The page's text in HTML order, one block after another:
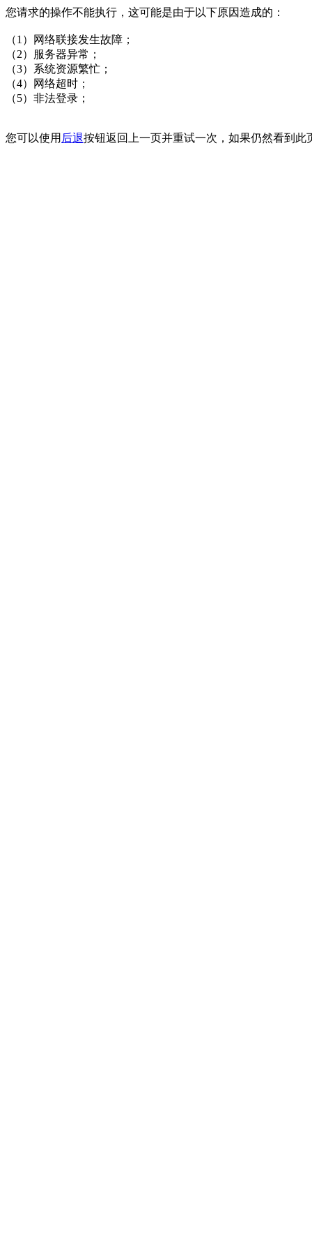
您请求的操作不能执行，这可能是由于以下原因造成的：
（1）网络联接发生故障；
（2）服务器异常；
（3）系统资源繁忙；
（4）网络超时；
（5）非法登录；
您可以使用 后退按钮返回上一页并重试一次，如果仍然看到此